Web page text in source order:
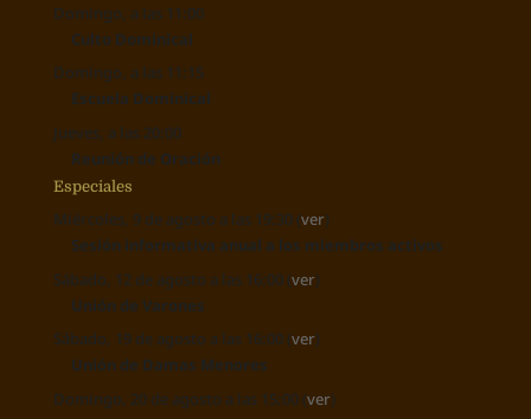
Domingo, a las 11:00
Culto Dominical
Domingo, a las 11:15
Escuela Dominical
Jueves, a las 20:00
Reunión de Oración
Especiales
Miércoles, 9 de agosto a las 19:30 (ver)
Sesión informativa anual a los miembros activos
Sábado, 12 de agosto a las 16:00 (ver)
Unión de Varones
Sábado, 19 de agosto a las 16:00 (ver)
Unión de Damas Menores
Domingo, 20 de agosto a las 15:00 (ver)